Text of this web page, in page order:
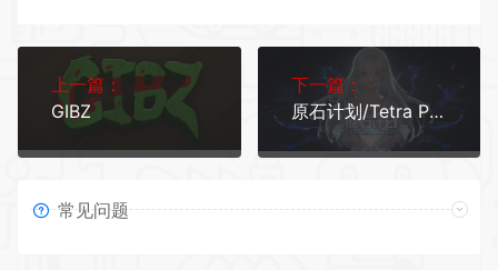
上一篇：
GIBZ
下一篇：
原石计划/Tetra Project
常见问题